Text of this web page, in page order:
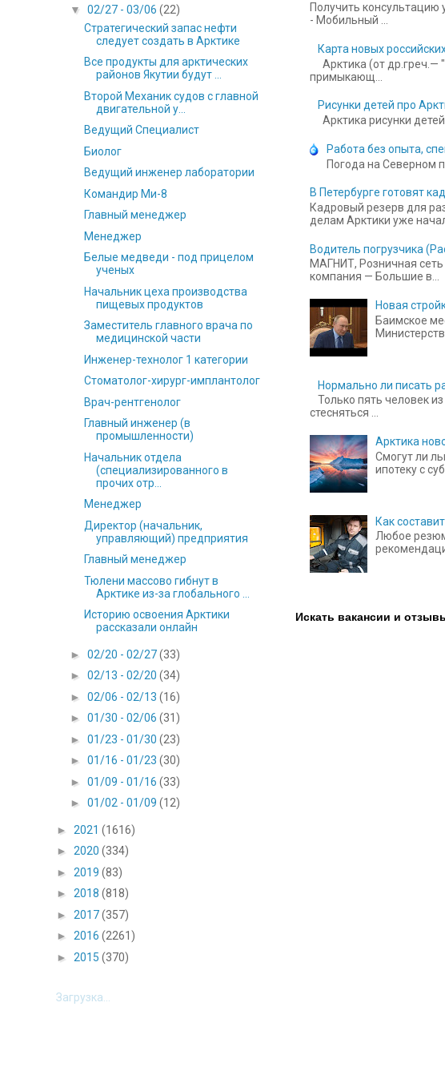
Получить консультацию
- Мобильный ...
Карта новых
Арктика (от
примыкающ...
Рисунки детей про
Арктика рисунки
Работа без опыта,
Погода на Северном
В Петербурге готовят
Кадровый резерв для
делам Арктики уже
Водитель погрузчика
МАГНИТ, Розничная
компания — Большие в...
Новая
Баимское
Нормально ли писать
Только пять человек
стесняться ...
Арктика
Смогут ли
ипотеку с
Как
Любое
Искать вакансии и
▼ 02/27 - 03/06 (22)
Стратегический запас нефти
следует создать в Арктике
Все продукты для арктических
районов Якутии будут ...
Второй Механик судов с главной
двигательной у...
Ведущий Специалист
Биолог
Ведущий инженер лаборатории
Командир Ми-8
Главный менеджер
Менеджер
Белые медведи - под прицелом
ученых
Начальник цеха производства
пищевых продуктов
Заместитель главного врача по
медицинской части
Инженер-технолог 1 категории
Стоматолог-хирург-имплантолог
Врач-рентгенолог
Главный инженер (в
промышленности)
Начальник отдела
(специализированного в
прочих отр...
Менеджер
Директор (начальник,
управляющий) предприятия
Главный менеджер
Тюлени массово гибнут в
Арктике из-за глобального ...
Историю освоения Арктики
рассказали онлайн
► 02/20 - 02/27(33)
► 02/13 - 02/20 (34)
► 02/06 - 02/13 (16)
► 01/30 - 02/06 (31)
► 01/23 - 01/30 (23)
► 01/16 - 01/23 (30)
► 01/09 - 01/16 (33)
► 01/02 - 01/09 (12)
► 2021 (1616)
► 2020 (334)
► 2019 (83)
► 2018 (818)
► 2017(357)
► 2016 (2261)
► 2015 (370)
Загрузка...